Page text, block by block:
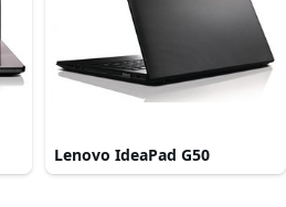
Lenovo IdeaPad G50